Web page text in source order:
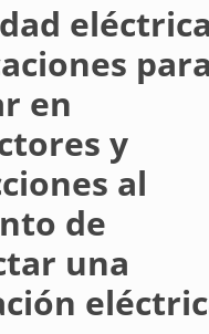
para
en
y
al
de
una